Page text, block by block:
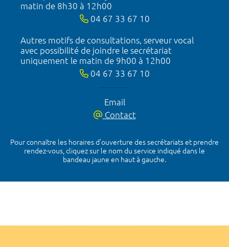
matin de 8h30 à 12h00
04 67 33 67 10
Autres motifs de consultations, serveur vocal
avec possibilité de joindre le secrétariat
uniquement le matin de 9h00 à 12h00
04 67 33 67 10
Email
Contact
Pour connaître les horaires d’ouverture des secrétariats et prendre
rendez-vous, cliquez sur le nom du service indiqué dans le
bandeau jaune en haut à gauche.